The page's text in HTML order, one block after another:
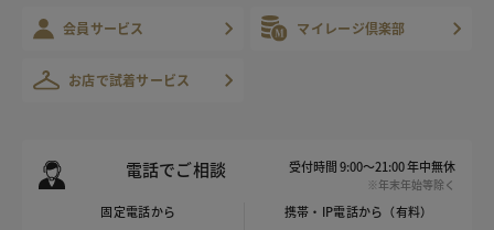
会員サービス マイレージ倶楽部
お店で試着サービス
電話でご相談 受付時間 9:00～21:00 年中無休
※年末年始等除く
固定電話から 携帯・IP電話から（有料）